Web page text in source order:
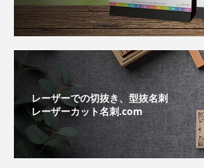
レーザーでの切抜き、型抜名刺
レーザーカット名刺.com